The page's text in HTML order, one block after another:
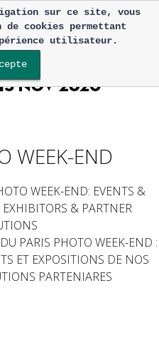
WEEK-END
WEEK-END: EVENTS &
& PARTNER
PARIS PHOTO WEEK-END :
ET EXPOSITIONS DE NOS
PARTENIARES
sur ce site, vous
cookies permettant
utilisateur.